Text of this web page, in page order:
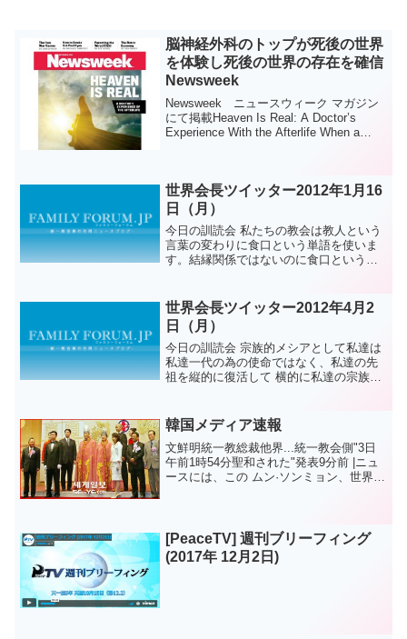
脳神経外科のトップが死後の世界
を体験し死後の世界の存在を確信
Newsweek
Newsweek ニュースウィーク マガジン
にて掲載Heaven Is Real: A Doctor’s
Experience With the Afterlife When a
世界会長ツイッター2012年1月16
日（月）
今日の訓読会 私たちの教会は教人という
言葉の変わりに食口という単語を使いま
す。結縁関係ではないのに食口という単
しかしそれは神様と真のご父母様を中心
として一つの家族だとい...
世界会長ツイッター2012年4月2
日（月）
今日の訓読会 宗族的メシアとして私達は
私達一代の為の使命ではなく、私達の先
祖を縦的に復活して 横的に私達の宗族・
カインを私の家族よりも もっと愛したと
いう条件を残さな...
韓国メディア速報
文鮮明統一教総裁他界...統一教会側"3日
午前1時54分聖和された"発表9分前 |ニュ
ースには、この ムン·ソンミョン、世界平
の...
[PeaceTV] 週刊ブリーフィング
(2017年 12月2日)